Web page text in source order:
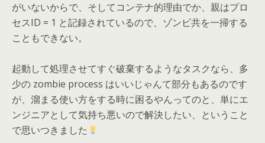
がいないからで、そしてコンテナ的理由でか、親はプロ
セスID = 1 と記録されているので、ゾンビ共を一掃する
こともできない。
起動して処理させてすぐ破棄するようなタスクなら、多
少の zombie process はいいじゃんて部分もあるのです
が、溜まる使い方をする時に困るやんってのと、単にエ
ンジニアとして気持ち悪いので解決したい、ということ
で思いつきました